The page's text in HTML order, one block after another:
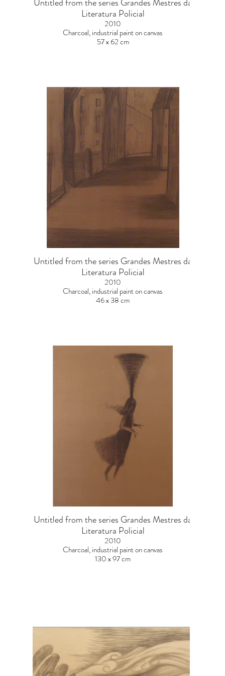
Literatura Policial
2010
Charcoal, industrial paint on canvas
57 x 62 cm
Untitled from the series Grandes Mestres da
Literatura Policial
2010
Charcoal, industrial paint on canvas
46 x 38 cm
Untitled from the series Grandes Mestres da
Literatura Policial
2010
Charcoal, industrial paint on canvas
130 x 97 cm